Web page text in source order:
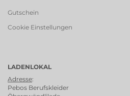
Gutschein
Cookie Einstellungen
LADENLOKAL
Adresse:
Pebos Berufskleider